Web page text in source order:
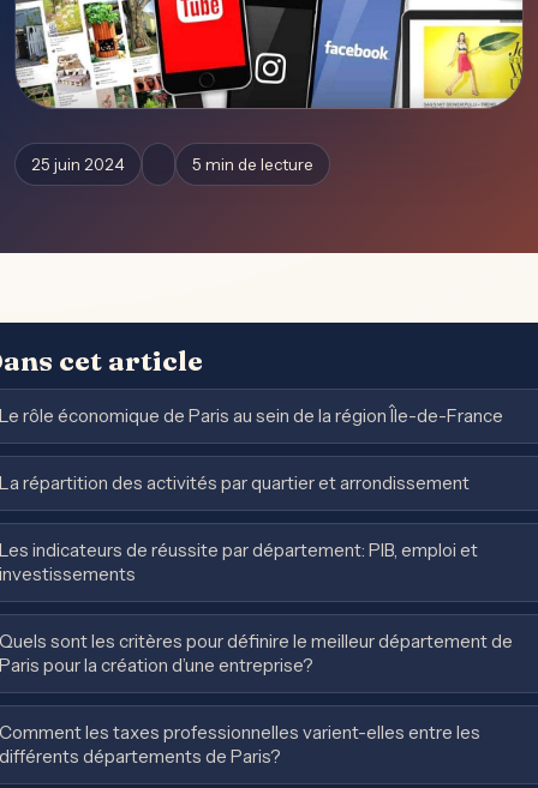
25 juin 2024 5 min de lecture
cet article
rôle économique de Paris au sein de la région Île-de-France
répartition des activités par quartier et arrondissement
indicateurs de réussite par département: PIB, emploi et
sont les critères pour définire le meilleur département de
pour la création d’une entreprise?
les taxes professionnelles varient-elles entre les
départements de Paris?